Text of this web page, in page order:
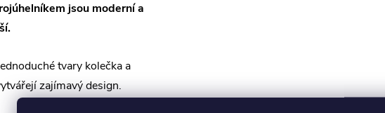
jsou moderní a
tvary kolečka a
zajímavý design.